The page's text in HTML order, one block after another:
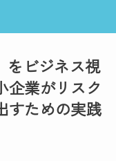
をビジネス視
企業がリスク
すための実践